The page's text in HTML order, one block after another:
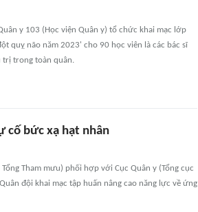
y 103 (Học viện Quân y) tổ chức khai mạc lớp
quỵ não năm 2023' cho 90 học viên là các bác sĩ
trị trong toàn quân.
cố bức xạ hạt nhân
Tham mưu) phối hợp với Cục Quân y (Tổng cục
đội khai mạc tập huấn nâng cao năng lực về ứng